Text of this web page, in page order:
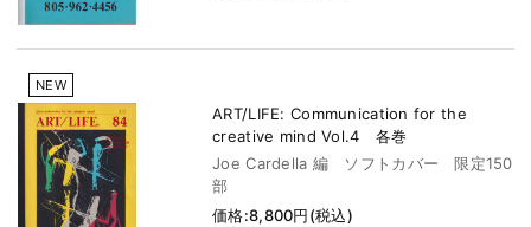
NEW
ART/LIFE: Communication for the
creative mind Vol.4 各巻
Joe Cardella 編 ソフトカバー 限定150
部
価格:8,800円(税込)